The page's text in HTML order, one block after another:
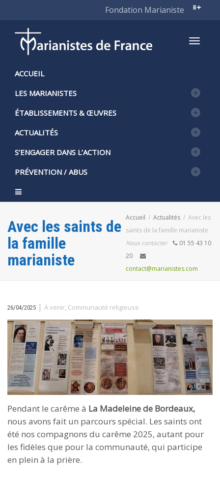
Fondation Marianiste
ACCUEIL
LES MARIANISTES
ÉTABLISSEMENTS & ŒUVRES
ACTUALITÉS
S’ENGAGER DANS L’ACTION
PRÉVENTION / ABUS
Avec les saints de
la famille
marianiste
Accueil Actualités
Avec les
saints de la famille marianiste
Nous contacter
01 55 43 10
20
contact@marianistes.com
26/04/2025 | À venir, Communauté religieuse
Pendant le carême à La Madeleine de Bordeaux,
nous avons fait un parcours spécial. Les saints ont
été nos compagnons du carême 2025, autant pour
les fidèles que pour la communauté, qui participe
en plein à la prière.